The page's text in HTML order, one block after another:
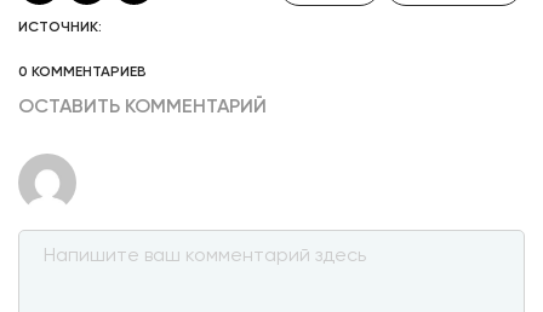
ИСТОЧНИК:
0 КОММЕНТАРИЕВ
ОСТАВИТЬ КОММЕНТАРИЙ